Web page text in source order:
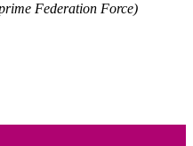
Federation Force)